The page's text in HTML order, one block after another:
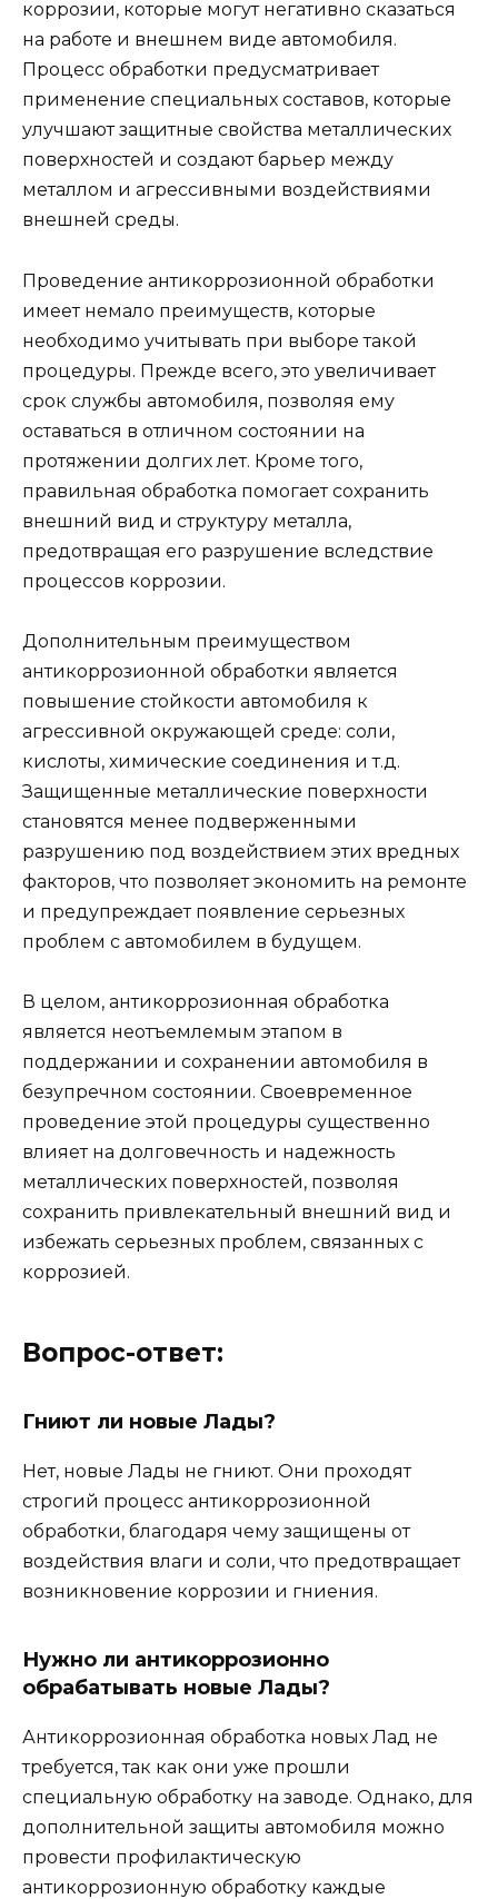
коррозии, которые могут негативно сказаться
на работе и внешнем виде автомобиля.
Процесс обработки предусматривает
применение специальных составов, которые
улучшают защитные свойства металлических
поверхностей и создают барьер между
металлом и агрессивными воздействиями
внешней среды.
Проведение антикоррозионной обработки
имеет немало преимуществ, которые
необходимо учитывать при выборе такой
процедуры. Прежде всего, это увеличивает
срок службы автомобиля, позволяя ему
оставаться в отличном состоянии на
протяжении долгих лет. Кроме того,
правильная обработка помогает сохранить
внешний вид и структуру металла,
предотвращая его разрушение вследствие
процессов коррозии.
Дополнительным преимуществом
антикоррозионной обработки является
повышение стойкости автомобиля к
агрессивной окружающей среде: соли,
кислоты, химические соединения и т.д.
Защищенные металлические поверхности
становятся менее подверженными
разрушению под воздействием этих вредных
факторов, что позволяет экономить на ремонте
и предупреждает появление серьезных
проблем с автомобилем в будущем.
В целом, антикоррозионная обработка
является неотъемлемым этапом в
поддержании и сохранении автомобиля в
безупречном состоянии. Своевременное
проведение этой процедуры существенно
влияет на долговечность и надежность
металлических поверхностей, позволяя
сохранить привлекательный внешний вид и
избежать серьезных проблем, связанных с
коррозией.
Вопрос-ответ:
Гниют ли новые Лады?
Нет, новые Лады не гниют. Они проходят
строгий процесс антикоррозионной
обработки, благодаря чему защищены от
воздействия влаги и соли, что предотвращает
возникновение коррозии и гниения.
Нужно ли антикоррозионно
обрабатывать новые Лады?
Антикоррозионная обработка новых Лад не
требуется, так как они уже прошли
специальную обработку на заводе. Однако, для
дополнительной защиты автомобиля можно
провести профилактическую
антикоррозионную обработку каждые